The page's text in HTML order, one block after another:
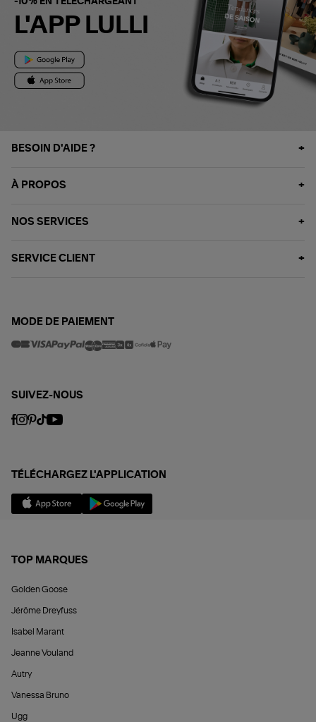
L'APP LULLI
BESOIN D'AIDE ?
À PROPOS
NOS SERVICES
SERVICE CLIENT
MODE DE PAIEMENT
SUIVEZ-NOUS
TÉLÉCHARGEZ L'APPLICATION
TOP MARQUES
Golden Goose
Jérôme Dreyfuss
Isabel Marant
Jeanne Vouland
Autry
Vanessa Bruno
Ugg